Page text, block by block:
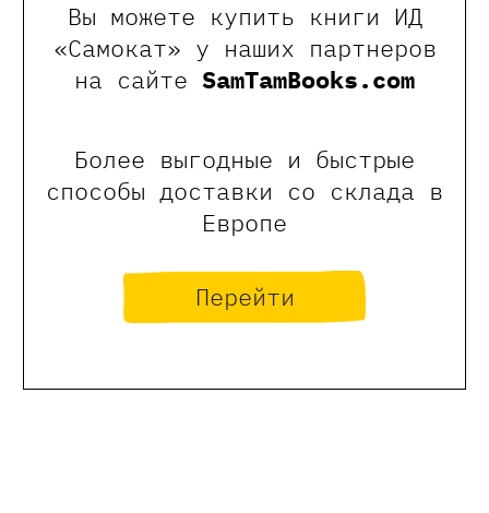
Вы можете купить книги ИД
«Самокат» у наших партнеров
на сайте SamTamBooks.com
Более выгодные и быстрые
способы доставки со склада в
Европе
Перейти